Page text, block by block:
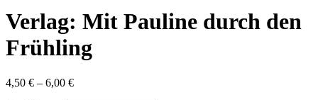
Verlag: Mit Pauline durch den
Frühling
4,50 € – 6,00 €Preisspanne: